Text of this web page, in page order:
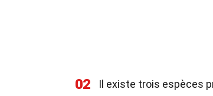
02
Il existe trois espèces